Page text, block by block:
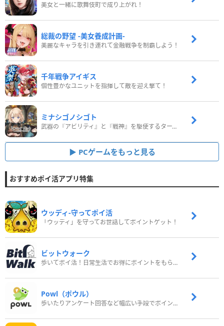
美女と一緒に歌舞伎町で成り上がれ！
総裁の野望 -美女養成計画-
美麗なキャラを引き連れて金融戦争を制覇しよう！
千年戦争アイギス
個性豊かなユニットを指揮して敵を迎え撃て！
ミナシゴノシゴト
武器の『アビリティ』と『戦神』を駆使するターン制コマンドバトルRPG！
PCゲームをもっと見る
おすすめポイ活アプリ特集
ウッディ‐守ってポイ活
「ウッディ」を守ってお世話してポイントゲット！
ビットウォーク
歩いてポイ活！日常生活でお得にポイントをもらおう
Powl（ポウル）
歩いたりアンケート回答など幅広い手段でポイントをゲット